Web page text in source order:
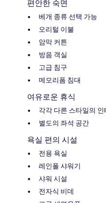
편안한 숙면
베개 종류 선택 가능
오리털 이불
암막 커튼
방음 객실
고급 침구
메모리폼 침대
여유로운 휴식
각각 다른 스타일의
별도의 좌석 공간
욕실 편의 시설
전용 욕실
레인폴 샤워기
샤워 시설
전자식 비데